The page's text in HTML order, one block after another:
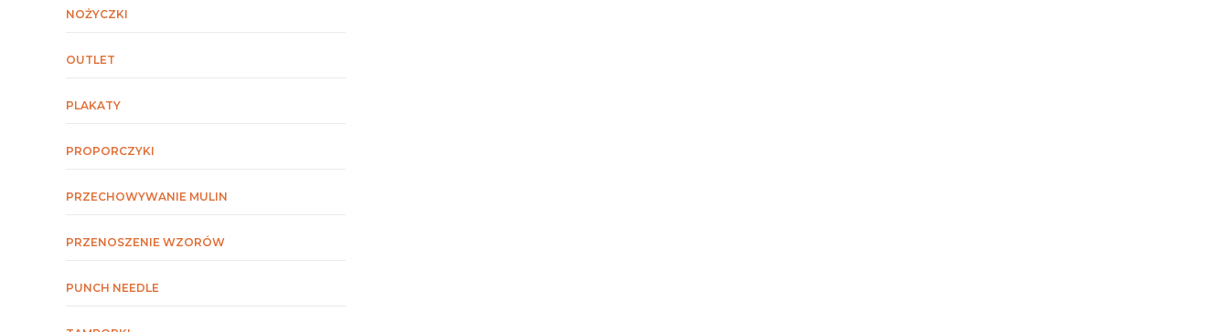
NOŻYCZKI
OUTLET
PLAKATY
PROPORCZYKI
PRZECHOWYWANIE MULIN
PRZENOSZENIE WZORÓW
PUNCH NEEDLE